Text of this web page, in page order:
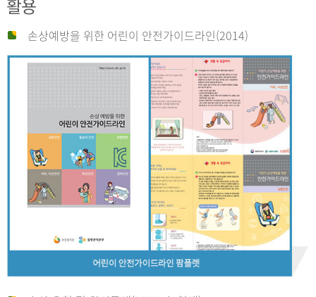
활용
손상예방을 위한 어린이 안전가이드라인(2014)